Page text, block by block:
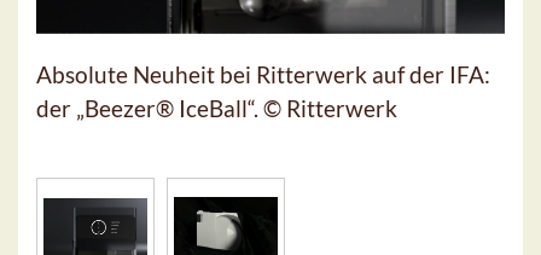
Absolute Neuheit bei Ritterwerk auf der IFA:
der „Beezer® IceBall“. © Ritterwerk